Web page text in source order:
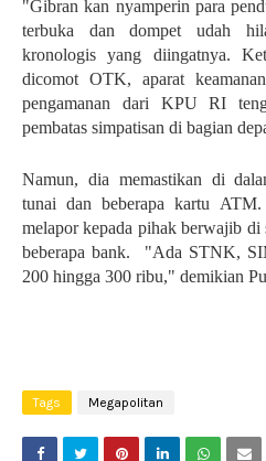
"Gibran kan nyamperin para
terbuka dan dompet udah
kronologis yang diingatnya.
dicomot OTK, aparat
pengamanan dari KPU RI
pembatas simpatisan di bagian
Namun, dia memastikan di
tunai dan beberapa kartu
melapor kepada pihak berwajib di
beberapa bank. "Ada STNK,
200 hingga 300 ribu," demikian
Tags Megapolitan